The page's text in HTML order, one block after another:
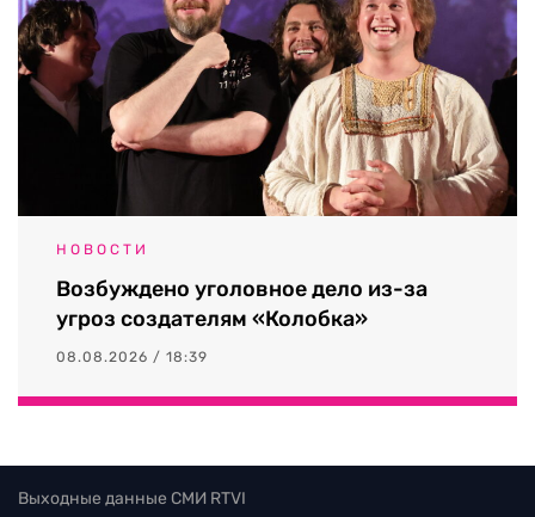
НОВОСТИ
Возбуждено уголовное дело из-за
угроз создателям «Колобка»
08.08.2026 / 18:39
Выходные данные СМИ RTVI